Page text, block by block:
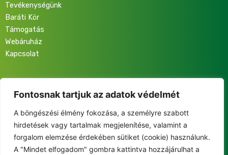
Fontosnak tartjuk az adatok védelmét
A böngészési élmény fokozása, a személyre szabott
hirdetések vagy tartalmak megjelenítése, valamint a
forgalom elemzése érdekében sütiket (cookie) használunk.
A "Mindet elfogadom" gombra kattintva hozzájárulhat a
Tevékenységünk
Baráti Kör
Támogatás
Webáruház
Kapcsolat
eseményeinkről és közösségünk életéről!